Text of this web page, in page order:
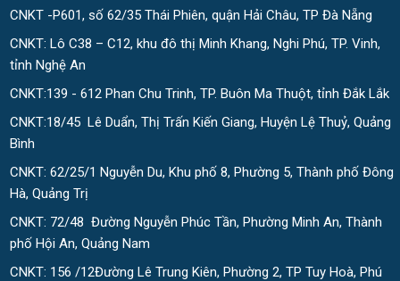
CNKT -P601, số 62/35 Thái Phiên, quận Hải Châu, TP Đà Nẵng
CNKT: Lô C38 – C12, khu đô thị Minh Khang, Nghi Phú, TP. Vinh,
tỉnh Nghệ An
CNKT:139 - 612 Phan Chu Trinh, TP. Buôn Ma Thuột, tỉnh Đắk Lắk
CNKT:18/45 Lê Duẩn, Thị Trấn Kiến Giang, Huyện Lệ Thuỷ, Quảng
Bình
CNKT: 62/25/1 Nguyễn Du, Khu phố 8, Phường 5, Thành phố Đông
Hà, Quảng Trị
CNKT: 72/48 Đường Nguyễn Phúc Tần, Phường Minh An, Thành
phố Hội An, Quảng Nam
CNKT: 156 /12Đường Lê Trung Kiên, Phường 2, TP Tuy Hoà, Phú